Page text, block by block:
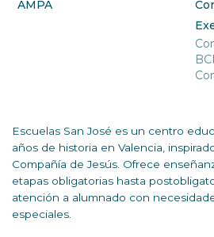
AMPA
Escuelas San José es un centro
años de historia en Valencia,
Compañía de Jesús. Ofrece
etapas obligatorias hasta
atención a alumnado con
especiales.